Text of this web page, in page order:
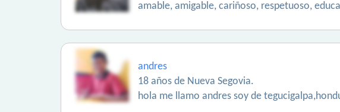
amable, amigable, cariñoso, respetuoso,
andres
18 años de Nueva Segovia.
hola me llamo andres soy de